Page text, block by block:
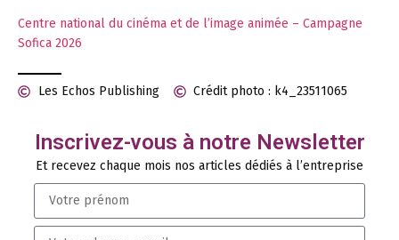
Centre national du cinéma et de l’image animée – Campagne
Sofica 2026
Les Echos Publishing Crédit photo : k4_23511065
Inscrivez-vous à notre Newsletter
Et recevez chaque mois nos articles dédiés à l’entreprise